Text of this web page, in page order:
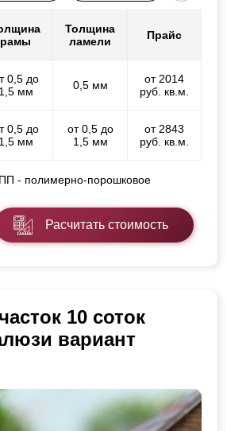
рамы
Толщина
ламели
Прайс
0,5 до
1,5 мм
0,5 мм
от 2014
руб. кв.м.
0,5 до
1,5 мм
от 0,5 до
1,5 мм
от 2843
руб. кв.м.
- полимерно-порошковое
Расчитать стоимость
10 соток
вариант